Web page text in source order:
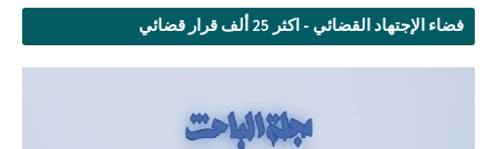
فضاء الإجتهاد القضائي - اكثر 25 ألف قرار قضائي